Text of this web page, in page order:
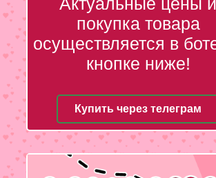
покупка товара
осуществляется в
кнопке ниже!
Купить через телеграм